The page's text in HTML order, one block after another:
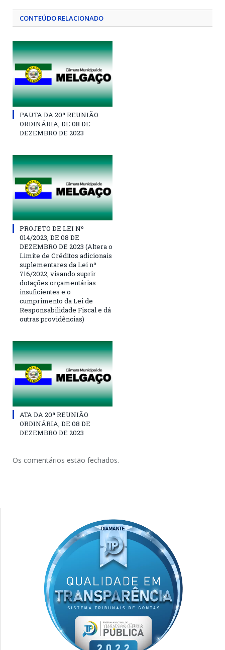
CONTEÚDO RELACIONADO
PAUTA DA 20ª REUNIÃO
ORDINÁRIA, DE 08 DE
DEZEMBRO DE 2023
PROJETO DE LEI Nº
014/2023, DE 08 DE
DEZEMBRO DE 2023 (Altera o
Limite de Créditos adicionais
suplementares da Lei nº
716/2022, visando suprir
dotações orçamentárias
insuficientes e o
cumprimento da Lei de
Responsabilidade Fiscal e dá
outras providências)
ATA DA 20ª REUNIÃO
ORDINÁRIA, DE 08 DE
DEZEMBRO DE 2023
Os comentários estão fechados.